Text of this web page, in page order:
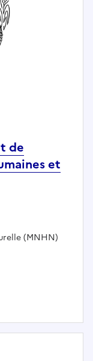
de
et
(MNHN)
et de